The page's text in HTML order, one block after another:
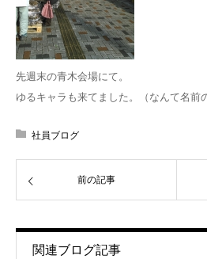
先週末の青木会場にて。
ゆるキャラも来てました。（なんて名前
社員ブログ
前の記事
関連ブログ記事